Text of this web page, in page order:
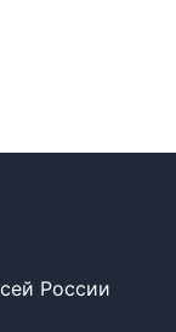
России